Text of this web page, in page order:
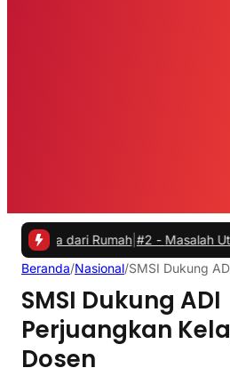
Rumah| #2 -Masalah Utama
Beranda/Nasional/SMSI Dukung
SMSI Dukung ADI
Perjuangkan
Dosen